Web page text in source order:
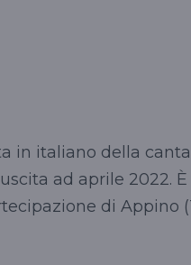
in italiano della
ad aprile 2022.
di Appino